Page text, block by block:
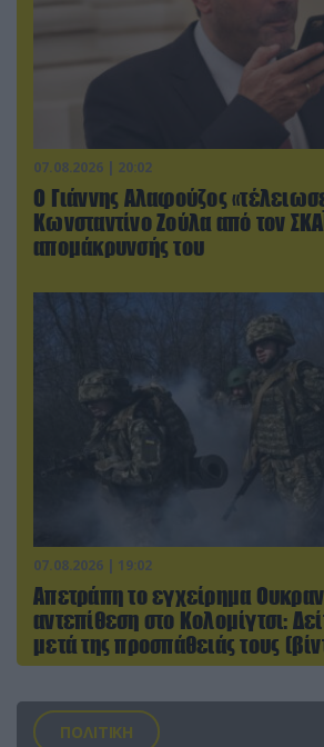
07.08.2026 | 20:02
Ο Γιάννης Αλαφούζος
Κωνσταντίνο Ζούλα από τον
απομάκρυνσής του
07.08.2026 | 19:02
Απετράπη το εγχείρημα
αντεπίθεση στο Κολομίγτσι:
μετά της προσπάθειάς τους
ΠΟΛΙΤΙΚΗ